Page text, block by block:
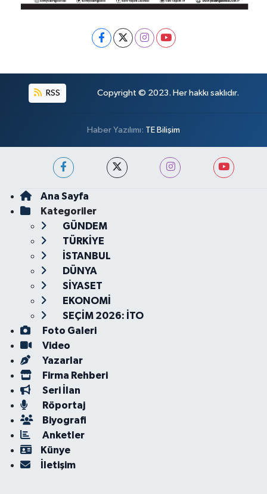
RSS Copyright © 2023. Her hakkı saklıdır.
Haber Yazılımı: TE Bilişim
Ana Sayfa
Kategoriler
GÜNDEM
TÜRKİYE
İSTANBUL
DÜNYA
SİYASET
EKONOMİ
SEÇİM 2026: İTO
Foto Galeri
Video
Yazarlar
Firma Rehberi
Seri İlan
Röportaj
Biyografi
Anketler
Künye
İletişim